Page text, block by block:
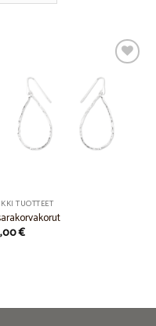
Wishlist
TUOTTEET
€